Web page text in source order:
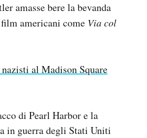
amasse bere la bevanda
americani come Via col
al Madison Square
di Pearl Harbor e la
in guerra degli Stati Uniti